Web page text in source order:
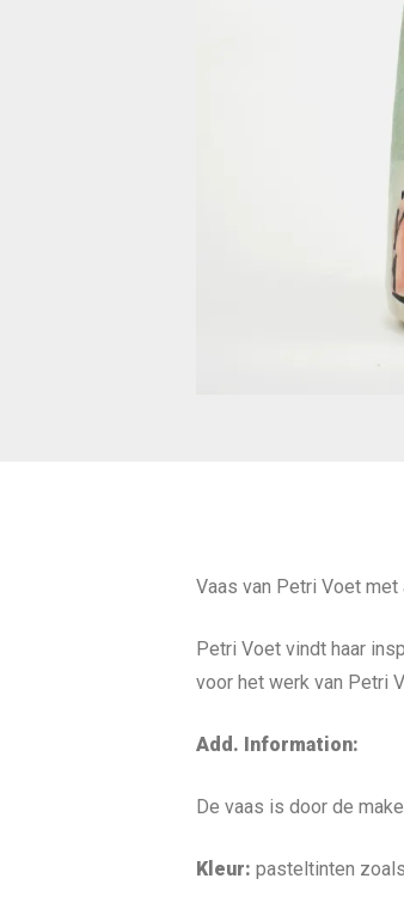
Vaas van Petri Voet
Petri Voet vindt haar
voor het werk van Petri
Add. Information:
De vaas is door de
Kleur: pasteltinten zoals